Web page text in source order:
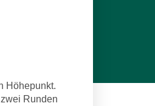
Höhepunkt.
Runden